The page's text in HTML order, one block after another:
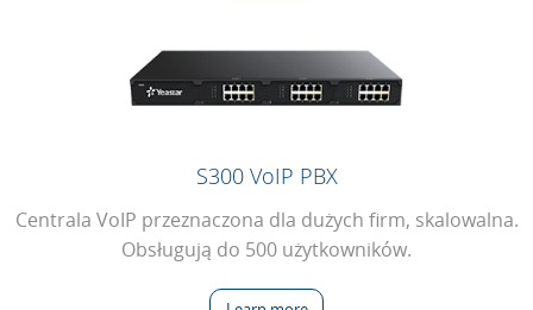
S300 VoIP PBX
Centrala VoIP przeznaczona dla dużych firm, skalowalna.
Obsługują do 500 użytkowników.